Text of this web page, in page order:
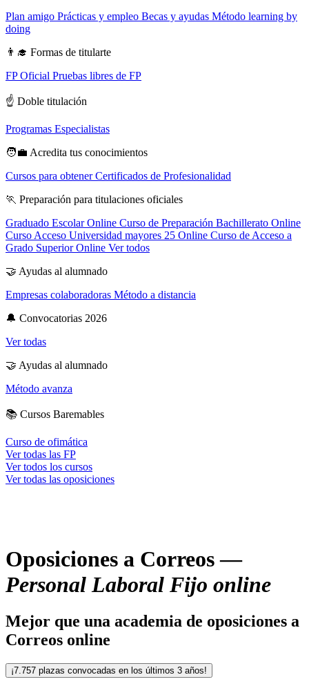
Plan amigo Prácticas y empleo Becas y ayudas Método learning by
doing
👨‍🎓 Formas de titularte
FP Oficial Pruebas libres de FP
☝️ Doble titulación
Programas Especialistas
🧑‍💼 Acredita tus conocimientos
Cursos para obtener Certificados de Profesionalidad
🏃 Preparación para titulaciones oficiales
Graduado Escolar Online Curso de Preparación Bachillerato Online
Curso Acceso Universidad mayores 25 Online Curso de Acceso a
Grado Superior Online Ver todos
🤝 Ayudas al alumnado
Empresas colaboradoras Método a distancia
🔔 Convocatorias 2026
Ver todas
🤝 Ayudas al alumnado
Método avanza
📚 Cursos Baremables
Curso de ofimática
Ver todas las FP
Ver todos los cursos
Ver todas las oposiciones
Oposiciones a Correos —
Personal Laboral Fijo online
Mejor que una academia de oposiciones a
Correos online
¡7.757 plazas convocadas en los últimos 3 años!